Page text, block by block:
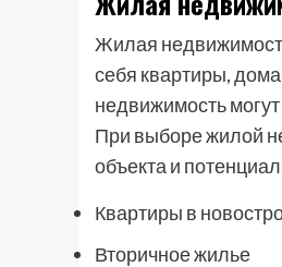
Жилая
себя квартиры,
недвижимость
При выборе жилой
объекта и
Квартиры в
Вторичное жилье